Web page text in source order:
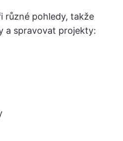
různé pohledy, takže
a spravovat projekty: